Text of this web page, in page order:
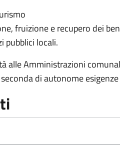
fruizione e recupero dei
pubblici locali.
alle Amministrazioni
di autonome